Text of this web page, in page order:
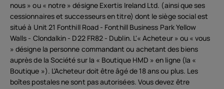
nous » ou « notre » désigne Exertis Ireland Ltd. (ainsi que ses
cessionnaires et successeurs en titre) dont le siège social est
situé à Unit 21 Fonthill Road - Fonthill Business Park Yellow
Walls - Clondalkin - D22 FR82 - Dublin. L'« Acheteur » ou « vous
» désigne la personne commandant ou achetant des biens
auprès de la Société sur la « Boutique HMD » en ligne (la «
Boutique »). L'Acheteur doit être âgé de 18 ans ou plus. Les
boîtes postales ne sont pas autorisées. Vous devez être